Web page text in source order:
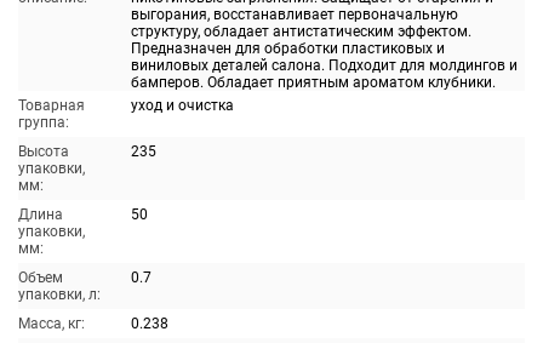
выгорания, восстанавливает первоначальную
структуру, обладает антистатическим эффектом.
Предназначен для обработки пластиковых и
виниловых деталей салона. Подходит для молдингов и
бамперов. Обладает приятным ароматом клубники.
Товарная
группа:
уход и очистка
Высота
упаковки,
мм:
235
Длина
упаковки,
мм:
50
Объем
упаковки, л:
0.7
Масса, кг:
0.238